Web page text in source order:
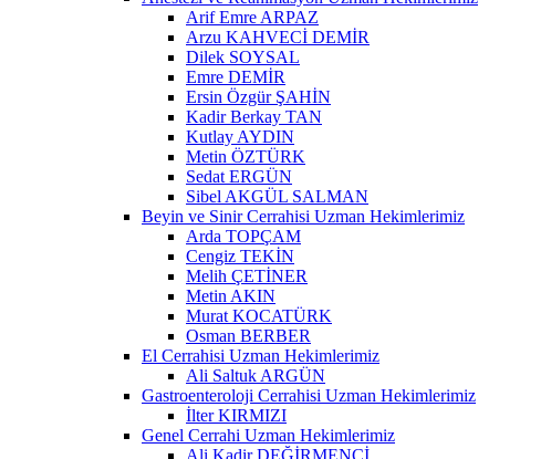
Arif Emre ARPAZ
Arzu KAHVECİ DEMİR
Dilek SOYSAL
Emre DEMİR
Ersin Özgür ŞAHİN
Kadir Berkay TAN
Kutlay AYDIN
Metin ÖZTÜRK
Sedat ERGÜN
Sibel AKGÜL SALMAN
Beyin ve Sinir Cerrahisi Uzman Hekimlerimiz
Arda TOPÇAM
Cengiz TEKİN
Melih ÇETİNER
Metin AKIN
Murat KOCATÜRK
Osman BERBER
El Cerrahisi Uzman Hekimlerimiz
Ali Saltuk ARGÜN
Gastroenteroloji Cerrahisi Uzman Hekimlerimiz
İlter KIRMIZI
Genel Cerrahi Uzman Hekimlerimiz
Ali Kadir DEĞİRMENCİ